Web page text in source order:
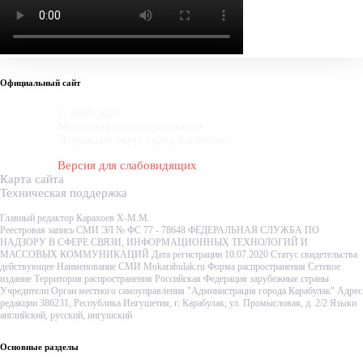
Официальный сайт
Версия для слабовидящих
Карта сайта
Техническая поддержка
Главный редактор Карахоев Х-М.М.
Реестровая запись СМИ ЭЛ № ФС 77 - 78648 ФЕДЕРАЛЬНАЯ СЛУЖБА ПО
НАДЗОРУ В СФЕРЕ СВЯЗИ, ИНФОРМАЦИОННЫХ ТЕХНОЛОГИЙ И
МАССОВЫХ КОММУНИКАЦИЙ Дата регистрации 10.07.2020 Статус свидетельства
действующее Наименование СМИ Mokarabulak.ru Форма распространения Сетевое
издание Территория распространения Российская Федерация зарубежные страны
Учредители Орган местного самоуправления "Администрация города Карабулак" Адрес
редакции 386231, Республика Ингушетия, г. Карабулак, ул. Промысловая, д. 2/2 Языки
английский, русский, ингушский
Основные разделы